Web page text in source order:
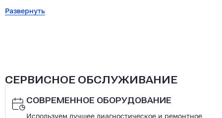
Развернуть
СЕРВИСНОЕ ОБСЛУЖИВАНИЕ
СОВРЕМЕННОЕ ОБОРУДОВАНИЕ
Используем лучшее диагностическое и ремонтное